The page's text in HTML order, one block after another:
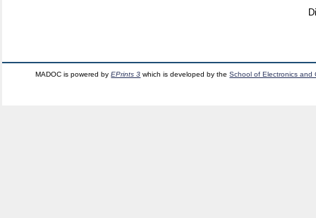
MADOC is powered byEPrints 3 which is developed by theSchool of Electronics and